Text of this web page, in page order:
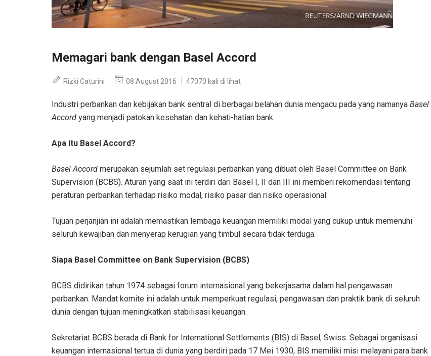
Memagari bank dengan Basel Accord
Rizki Caturini 08 August 2016 47070 kali di lihat
Industri perbankan dan kebijakan bank sentral di berbagai belahan dunia mengacu pada yang namanya Basel
Accord yang menjadi patokan kesehatan dan kehati-hatian bank.
Apa itu Basel Accord?
Basel Accord merupakan sejumlah set regulasi perbankan yang dibuat oleh Basel Committee on Bank
Supervision (BCBS). Aturan yang saat ini terdiri dari Basel I, II dan III ini memberi rekomendasi tentang
peraturan perbankan terhadap risiko modal, risiko pasar dan risiko operasional.
Tujuan perjanjian ini adalah memastikan lembaga keuangan memiliki modal yang cukup untuk memenuhi
seluruh kewajiban dan menyerap kerugian yang timbul secara tidak terduga.
Siapa Basel Committee on Bank Supervision (BCBS)
BCBS didirikan tahun 1974 sebagai forum internasional yang bekerjasama dalam hal pengawasan
perbankan. Mandat komite ini adalah untuk memperkuat regulasi, pengawasan dan praktik bank di seluruh
dunia dengan tujuan meningkatkan stabilisasi keuangan.
Sekretariat BCBS berada di Bank for International Settlements (BIS) di Basel, Swiss. Sebagai organisasi
keuangan internasional tertua di dunia yang berdiri pada 17 Mei 1930, BIS memiliki misi melayani para bank